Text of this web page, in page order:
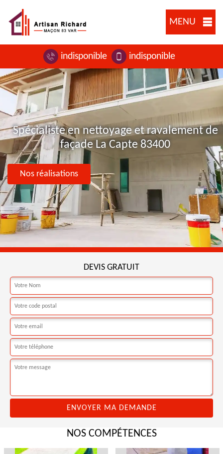
MENU
indisponible indisponible
Spécialiste en nettoyage et ravalement de
façade La Capte 83400
Nos réalisations
DEVIS GRATUIT
NOS COMPÉTENCES